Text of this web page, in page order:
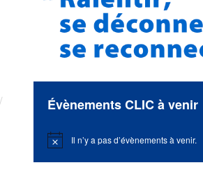
Évènements CLIC à venir
Notice Il n’y a pas d’évènements à venir.